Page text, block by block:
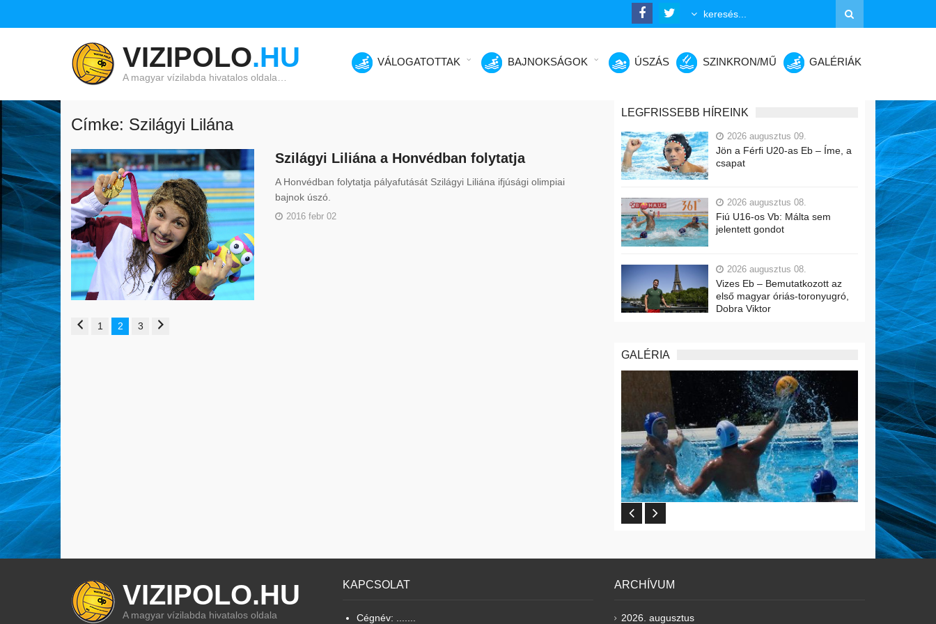
VIZIPOLO.HU
A magyar vízilabda hivatalos oldala…
VÁLOGATOTTAK BAJNOKSÁGOK ÚSZÁS SZINKRON/MŰ GALÉRIÁK
Címke: Szilágyi Lilána
Szilágyi Liliána a Honvédban folytatja
A Honvédban folytatja pályafutását Szilágyi Liliána ifjúsági olimpiai
bajnok úszó.
2016 febr 02
1 2 3
LEGFRISSEBB HÍREINK
2026 augusztus 09.
Jön a Férfi U20-as Eb – Íme, a
csapat
2026 augusztus 08.
Fiú U16-os Vb: Málta sem
jelentett gondot
2026 augusztus 08.
Vizes Eb – Bemutatkozott az
első magyar óriás-toronyugró,
Dobra Viktor
GALÉRIA
VIZIPOLO.HU
A magyar vízilabda hivatalos oldala
KAPCSOLAT
Cégnév: .......
ARCHÍVUM
2026. augusztus